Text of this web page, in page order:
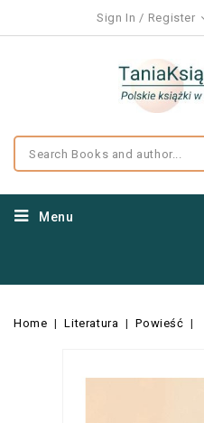
Sign In Register
Menu
Home Literatura Powieść